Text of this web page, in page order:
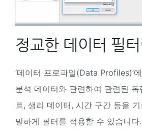
정교한 데이터 필터
‘데이터 프로파일(Data Profiles)’
분석 데이터와 관련하여 관련된
트, 생리 데이터, 시간 구간 등을
밀하게 필터를 적용할 수 있습니다.